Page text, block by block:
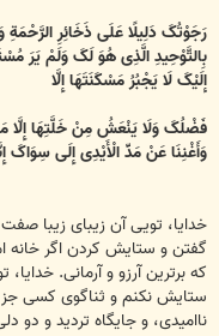
رَجَوْتُکَ دَلِیلًا عَلَى ذَخَائِرِ
بِالتَّوْحِیدِ الَّذِی هُوَ لَکَ وَلَمْ یَرَ
إِلَیْکَ لَا یَجْبُرُ مَسْکَنَتَهَا إِلَّا
فَضْلُکَ وَلَا یَنْعَشُ مِنْ خَلَّتِهَا
وَأَغْنِنَا عَنْ مَدِّ الْأَیْدِی إِلَى
خدایا، تویی آن زیبای زیبا
گفتن و ستایش کردن اگر خانه
که برترین آرزو و آرمانی.
ستایش نکنم و ثناگوی کسی جز
ناامیدی، و جایگاه تردید و دو